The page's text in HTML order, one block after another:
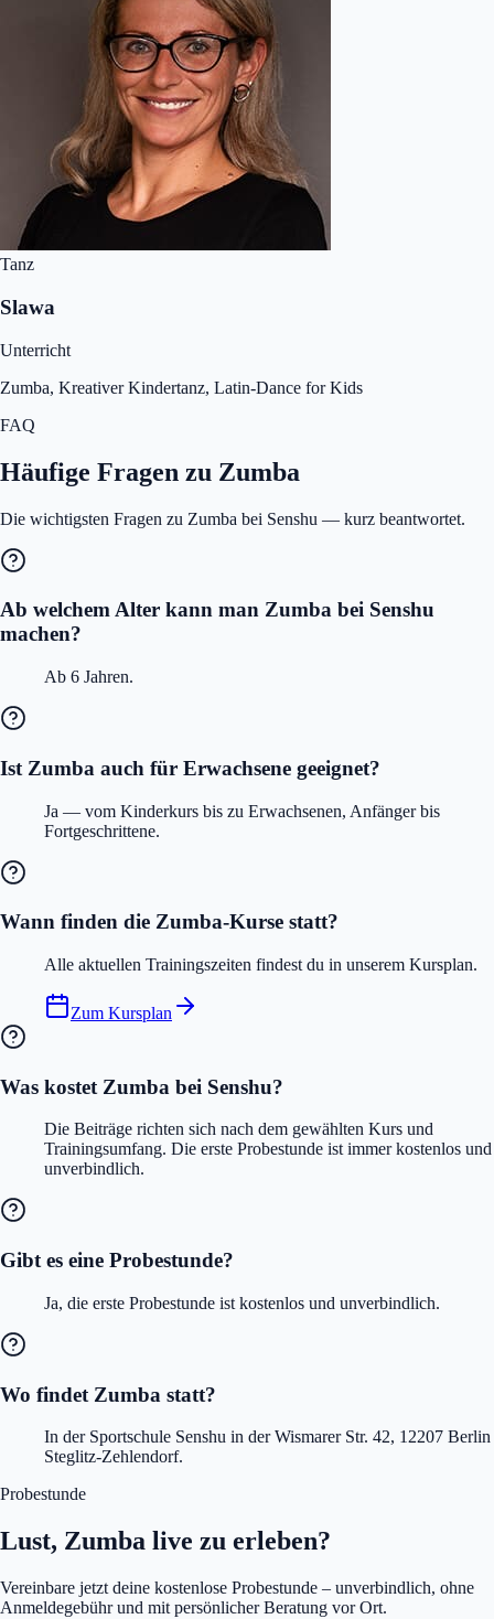
Tanz
Slawa
Unterricht
Zumba, Kreativer Kindertanz, Latin-Dance for Kids
FAQ
Häufige Fragen zu Zumba
Die wichtigsten Fragen zu Zumba bei Senshu — kurz beantwortet.
Ab welchem Alter kann man Zumba bei Senshu
machen?
Ab 6 Jahren.
Ist Zumba auch für Erwachsene geeignet?
Ja — vom Kinderkurs bis zu Erwachsenen, Anfänger bis
Fortgeschrittene.
Wann finden die Zumba-Kurse statt?
Alle aktuellen Trainingszeiten findest du in unserem Kursplan.
Zum Kursplan
Was kostet Zumba bei Senshu?
Die Beiträge richten sich nach dem gewählten Kurs und
Trainingsumfang. Die erste Probestunde ist immer kostenlos und
unverbindlich.
Gibt es eine Probestunde?
Ja, die erste Probestunde ist kostenlos und unverbindlich.
Wo findet Zumba statt?
In der Sportschule Senshu in der Wismarer Str. 42, 12207 Berlin
Steglitz-Zehlendorf.
Probestunde
Lust, Zumba live zu erleben?
Vereinbare jetzt deine kostenlose Probestunde – unverbindlich, ohne
Anmeldegebühr und mit persönlicher Beratung vor Ort.